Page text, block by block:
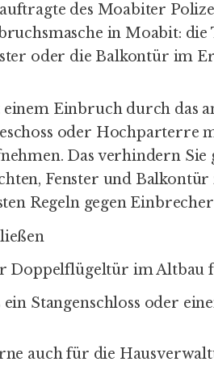
des Moabiter
in Moabit:
oder die Balkontür im
Einbruch durch das
oder Hochparterre
Das verhindern Sie
Fenster und
Regeln gegen
Doppelflügeltür im Altbau
ein Stangenschloss oder
auch für die